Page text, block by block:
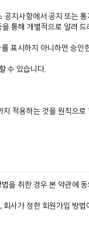
지사항에서 공지 또는
통해 개별적으로 알려 드
표시하지 아니하면 승
수 있습니다.
적용하는 것을 원칙으로
을 취한 경우 본 약관에
가 정한 회원가입 방